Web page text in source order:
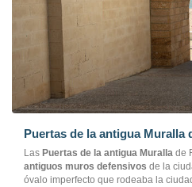
Puertas de la antigua Muralla
Las Puertas de la antigua Muralla de
antiguos muros defensivos de la
óvalo imperfecto que rodeaba la